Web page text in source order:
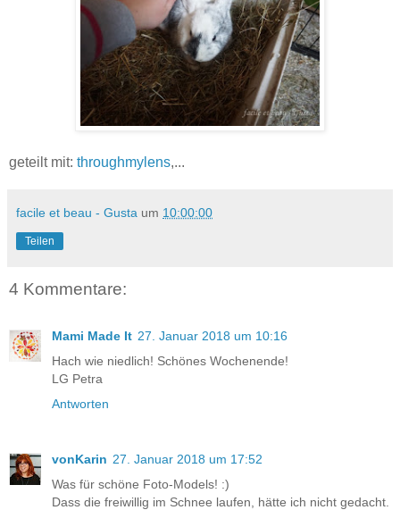
geteilt mit: throughmylens,...
facile et beau - Gusta um 10:00:00
Teilen
4 Kommentare:
Mami Made It 27. Januar 2018 um 10:16
Hach wie niedlich! Schönes Wochenende!
LG Petra
Antworten
vonKarin 27. Januar 2018 um 17:52
Was für schöne Foto-Models! :)
Dass die freiwillig im Schnee laufen, hätte ich nicht gedacht.